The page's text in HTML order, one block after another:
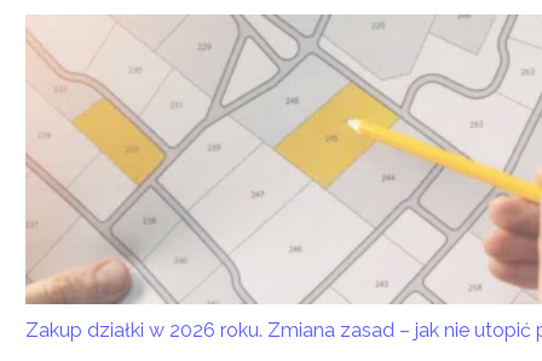
Zakup działki w 2026 roku. Zmiana zasad – jak nie utopić